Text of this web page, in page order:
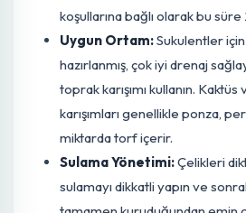
bir leke, yumuşama veya
kısımlardan çelik almaktan
Sterilizasyon:Çelik alma
tüm makas, bıçak gibi
önce ve sonra %70 alkol
suyu ile sterilize edin. Bu,
engeller.
Kallus Oluşumu: Çelikleri